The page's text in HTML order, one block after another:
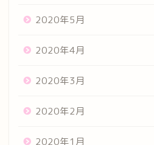
2020年5月
2020年4月
2020年3月
2020年2月
2020年1月